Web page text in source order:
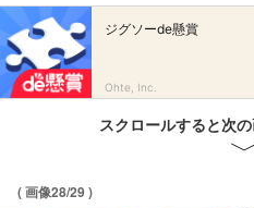
ジグソーde懸賞
Ohte, Inc.
スクロールすると次
( 画像28/29 )